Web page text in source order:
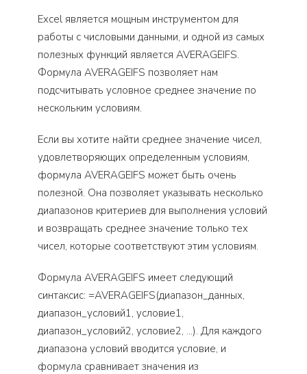
Excel является мощным инструментом для
работы с числовыми данными, и одной из самых
полезных функций является AVERAGEIFS.
Формула AVERAGEIFS позволяет нам
подсчитывать условное среднее значение по
нескольким условиям.
Если вы хотите найти среднее значение чисел,
удовлетворяющих определенным условиям,
формула AVERAGEIFS может быть очень
полезной. Она позволяет указывать несколько
диапазонов критериев для выполнения условий
и возвращать среднее значение только тех
чисел, которые соответствуют этим условиям.
Формула AVERAGEIFS имеет следующий
синтаксис: =AVERAGEIFS(диапазон_данных,
диапазон_условий1, условие1,
диапазон_условий2, условие2, …). Для каждого
диапазона условий вводится условие, и
формула сравнивает значения из